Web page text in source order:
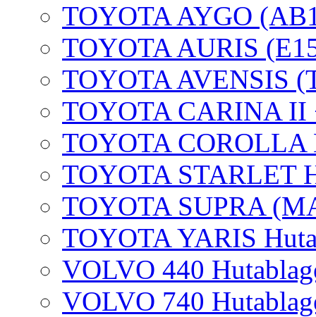
TOYOTA AYGO
TOYOTA AURIS
TOYOTA AVENSIS
TOYOTA CARINA II
TOYOTA COROLLA
TOYOTA STARLET
TOYOTA SUPRA
TOYOTA YARIS
VOLVO 440
VOLVO 740